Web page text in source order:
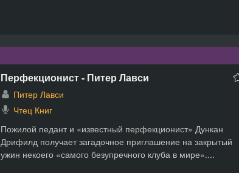
Перфекционист - Питер Лавси
Питер Лавси
Чтец Книг
Пожилой педант и «известный перфекционист» Дункан
Дрифилд получает загадочное приглашение на закрытый
ужин некоего «самого безупречного клуба в мире»....